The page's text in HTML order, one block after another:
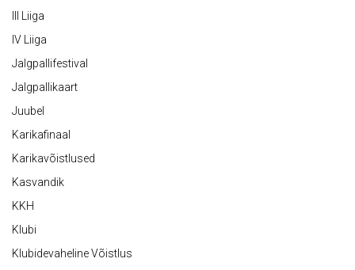
III Liiga
IV Liiga
Jalgpallifestival
Jalgpallikaart
Juubel
Karikafinaal
Karikavõistlused
Kasvandik
KKH
Klubi
Klubidevaheline Võistlus